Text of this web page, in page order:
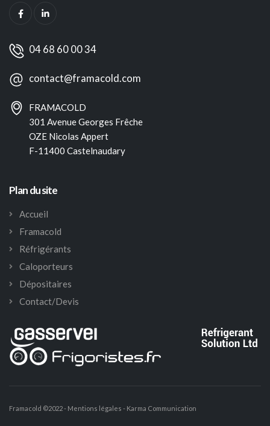
04 68 60 00 34
contact@framacold.com
FRAMACOLD
301 Avenue Georges Frêche
OZE Nicolas Appert
F-11400 Castelnaudary
Plan du site
Accueil
Framacold
Réfrigérants
Caloporteurs
Dépositaires
Contact/Devis
Framacold ©2022 - Mentions légales - Karma Communication